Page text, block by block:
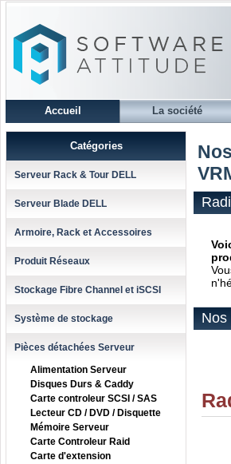
Accueil La société
Catégories
Serveur Rack & Tour DELL
Serveur Blade DELL
Armoire, Rack et Accessoires
Produit Réseaux
Stockage Fibre Channel et iSCSI
Système de stockage
Pièces détachées Serveur
Alimentation Serveur
Disques Durs & Caddy
Carte controleur SCSI / SAS
Lecteur CD / DVD / Disquette
Mémoire Serveur
Carte Controleur Raid
Carte d'extension
Nos